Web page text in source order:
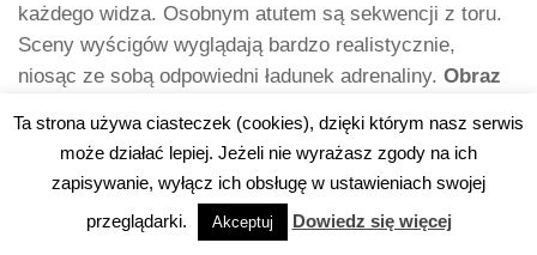
każdego widza. Osobnym atutem są sekwencji z toru.
Sceny wyścigów wyglądają bardzo realistycznie,
niosąc ze sobą odpowiedni ładunek adrenaliny. Obraz
determinacji i dążeniu do realizacji ambitnych
9. „Jestem najlepsza. Ja, Tonya” ( „I, Tonya”,
Ta strona używa ciasteczek (cookies), dzięki którym nasz serwis
może działać lepiej. Jeżeli nie wyrażasz zgody na ich
zapisywanie, wyłącz ich obsługę w ustawieniach swojej
przeglądarki.
Akceptuj Dowiedz się więcej